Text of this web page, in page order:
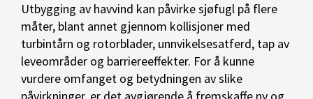
Utbygging av havvind kan påvirke sjøfugl på flere
måter, blant annet gjennom kollisjoner med
turbintårn og rotorblader, unnvikelsesatferd, tap av
leveområder og barriereeffekter. For å kunne
vurdere omfanget og betydningen av slike